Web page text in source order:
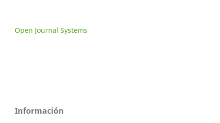
Open Journal Systems
Información